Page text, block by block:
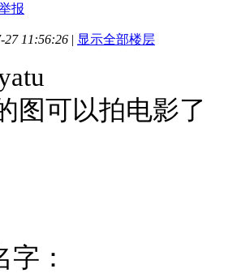
报
27 11:56:26 | 显示全部楼层
图可以拍电影了
：